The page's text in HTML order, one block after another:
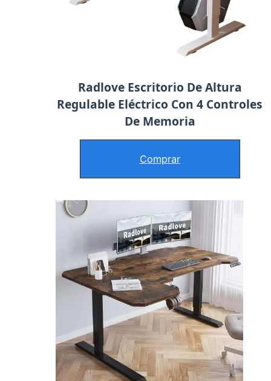
Radlove Escritorio De Altura
Regulable Eléctrico Con 4 Controles
De Memoria
Comprar